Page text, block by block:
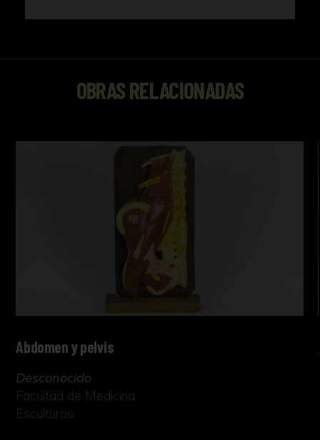
OBRAS RELACIONADAS
Abdomen y pelvis
Desconocido
Facultad de Medicina
Esculturas